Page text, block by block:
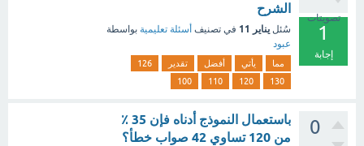
تصويتات
1
إجابة
الشرح
سُئل يناير 11 في تصنيف أسئلة تعليمية بواسطة
عبود
مما يأتي أفضل تقدير
126
130
120
110
100
0
باستعمال النموذج أدناه فإن 35 ٪
من 120 تساوي 42 صواب خطأ؟